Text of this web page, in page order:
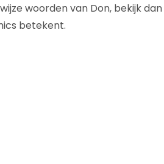
woorden van Don, bekijk dan
betekent.